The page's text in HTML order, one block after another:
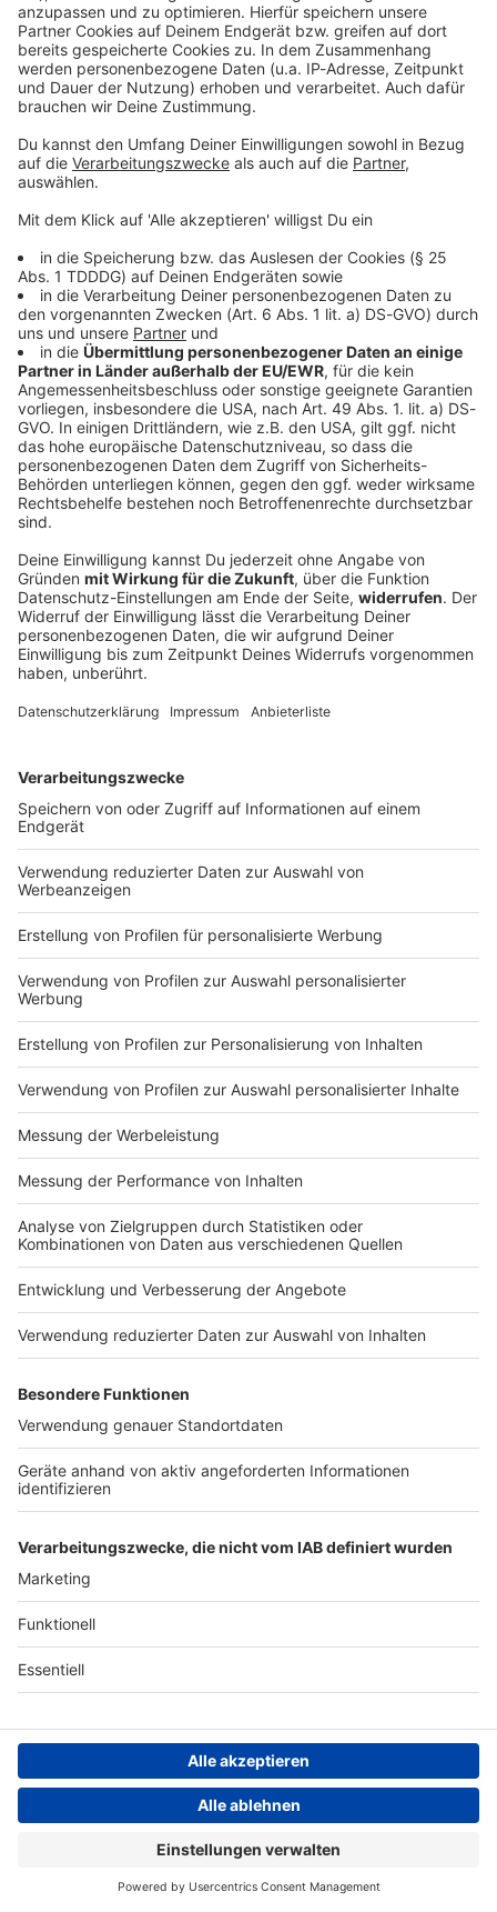
Zum Newsletter anmelden
Du möchtest uns etwas sagen?
Studio Hotline
Kontaktformular
Sprachnachricht
DAS KÖNNTE DICH AUCH INTERESSIEREN
Das Rock News-Update der Woche vom 01. bis 07.03.
Was gibt es Neues in der Rockwelt? Die heißesten Rock-
und Metal-News der Woche findet ihr hier tagesaktuell
zum Nachlesen. Viel Spaß beim Reinklicken & Abrocken!
DEINE GEMERKTEN ARTIKEL
Markiere sie hierfür mit einem
Impressum
Das Band-ABC
Jobs
Presse
Archiv
Teilnahme­bedingungen
Geschäfts­bedingungen
ANTENNE BAYERN GROUP
Grounding Page ROCK
Studio-Hotline
Datenschutz­erklärung
Newsletter
ROCK ANTENNE Live